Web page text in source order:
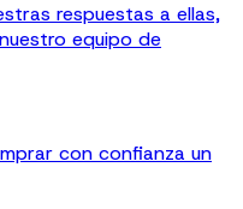
respuestas a ellas,
equipo de
con confianza un